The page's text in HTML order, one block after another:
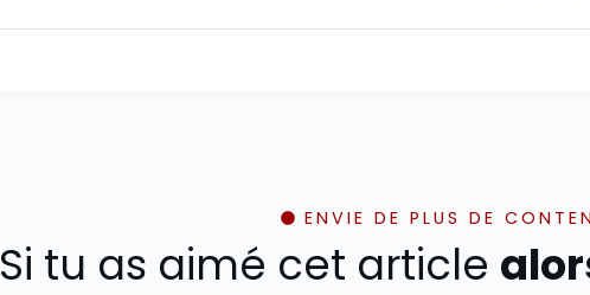
ENVIE DE PLUS DE
Si tu as aimé cet article